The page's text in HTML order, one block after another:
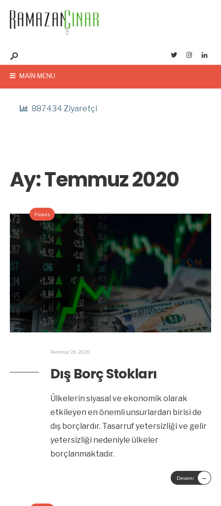
MAIN MENU
887434 Ziyaretçi
Ay:Temmuz 2020
Finans
Temmuz 26, 2020
Dış Borç Stokları
Ülkelerin siyasal ve ekonomik olarak
etkileyen en önemli unsurlardan birisi de
dış borçlardır. Tasarruf yetersizliği ve gelir
yetersizliği nedeniyle ülkeler
borçlanmaktadır.
Devamı →